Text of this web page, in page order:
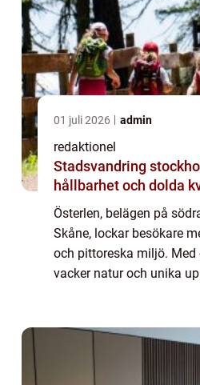
01 juli 2026 admin
redaktionel
Stadsvandring stockholm
hållbarhet och dolda
Österlen, belägen på
Skåne, lockar besökare
och pittoreska miljö. Med
vacker natur och unika